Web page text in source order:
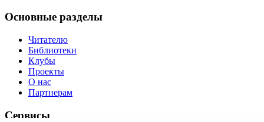
Основные разделы
Читателю
Библиотеки
Клубы
Проекты
О нас
Партнерам
Сервисы